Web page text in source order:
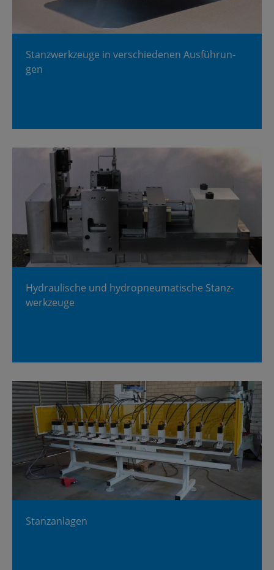
Stanz­werk­zeu­ge in ver­schie­de­nen Aus­füh­run­
gen
Hy­drau­li­sche und hy­drop­neu­ma­ti­sche Stanz­
werk­zeu­ge
Stanz­an­la­gen